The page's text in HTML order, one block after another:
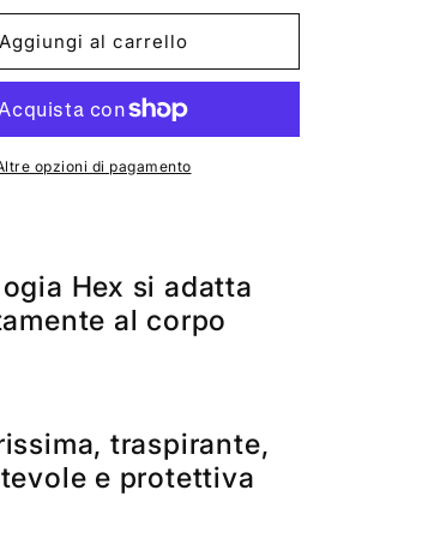
per
MCDAVID
Hexforce
Gamba
6446R
Aggiungi al carrello
opzioni di pagamento
Hex si adatta
al corpo
traspirante,
e protettiva